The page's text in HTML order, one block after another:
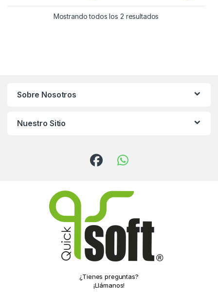
Mostrando todos los 2 resultados
Sobre Nosotros
Nuestro Sitio
¿Tienes preguntas?
¡Llámanos!